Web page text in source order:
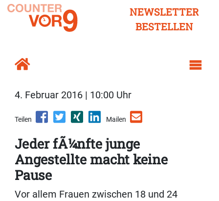
NEWSLETTER
BESTELLEN
4. Februar 2016 | 10:00 Uhr
Teilen Mailen
Jeder fÃ¼nfte junge
Angestellte macht keine
Pause
Vor allem Frauen zwischen 18 und 24